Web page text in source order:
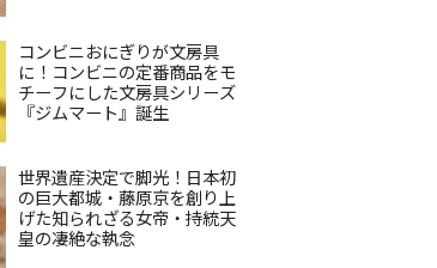
コンビニおにぎりが文房具
に！コンビニの定番商品をモ
チーフにした文房具シリーズ
『ジムマート』誕生
世界遺産決定で脚光！日本初
の巨大都城・藤原京を創り上
げた知られざる女帝・持統天
皇の凄絶な執念